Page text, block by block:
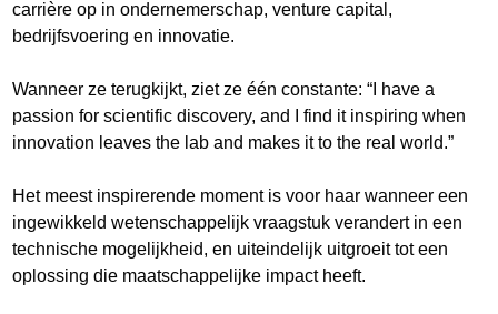
carrière op in ondernemerschap, venture capital,
bedrijfsvoering en innovatie.
Wanneer ze terugkijkt, ziet ze één constante: “I have a
passion for scientific discovery, and I find it inspiring when
innovation leaves the lab and makes it to the real world.”
Het meest inspirerende moment is voor haar wanneer een
ingewikkeld wetenschappelijk vraagstuk verandert in een
technische mogelijkheid, en uiteindelijk uitgroeit tot een
oplossing die maatschappelijke impact heeft.